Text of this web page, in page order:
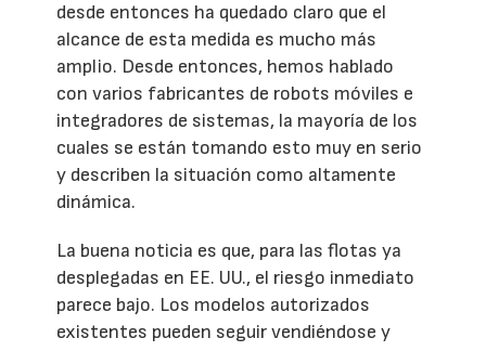
desde entonces ha quedado claro que el
alcance de esta medida es mucho más
amplio. Desde entonces, hemos hablado
con varios fabricantes de robots móviles e
integradores de sistemas, la mayoría de los
cuales se están tomando esto muy en serio
y describen la situación como altamente
dinámica.
La buena noticia es que, para las flotas ya
desplegadas en EE. UU., el riesgo inmediato
parece bajo. Los modelos autorizados
existentes pueden seguir vendiéndose y